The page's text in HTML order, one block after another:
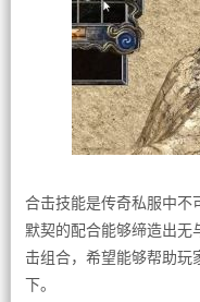
合击技能是传奇私服中不
默契的配合能够缔造出无
击组合，希望能够帮助玩
下。